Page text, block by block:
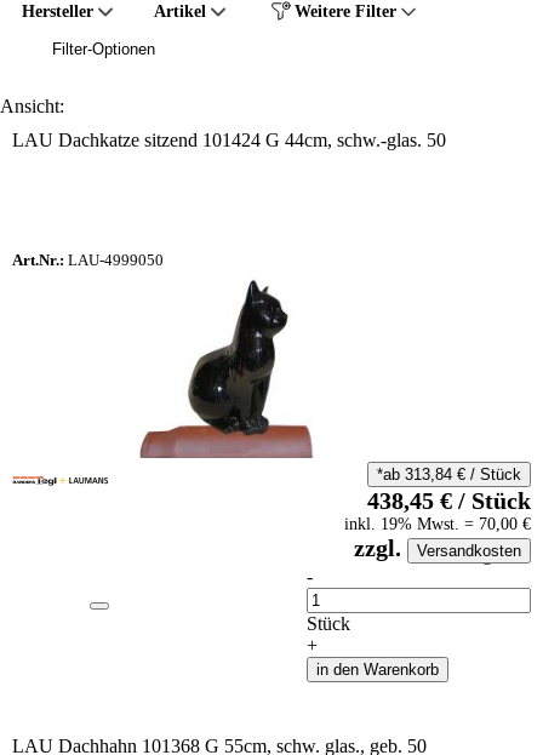
Hersteller
Artikel Weitere Filter
Filter-Optionen
Ansicht:
LAU Dachkatze sitzend 101424 G 44cm, schw.-glas. 50
Art.Nr.: LAU-4999050
auf Anfrageliste
-
Anzahl
Stück
+
in den Warenkorb
*ab 313,84 €/ Stück
438,45 €/ Stück
inkl. 19% Mwst. = 70,00 €
zzgl. Versandkosten
LAU Dachhahn 101368 G 55cm, schw. glas., geb. 50